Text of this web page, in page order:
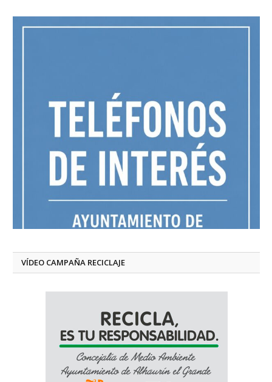
VÍDEO CAMPAÑA RECICLAJE